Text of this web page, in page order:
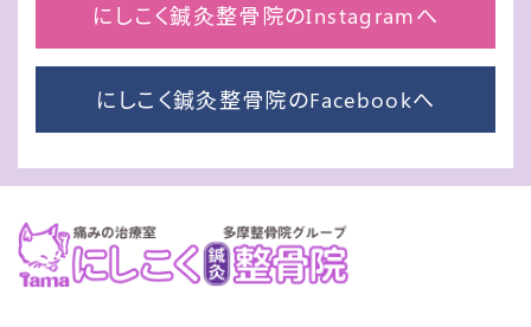
にしこく鍼灸整骨院のInstagramへ
にしこく鍼灸整骨院のFacebookへ